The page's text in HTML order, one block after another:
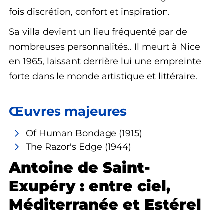
fois discrétion, confort et inspiration.
Sa villa devient un lieu fréquenté par de
nombreuses personnalités.. Il meurt à Nice
en 1965, laissant derrière lui une empreinte
forte dans le monde artistique et littéraire.
Œuvres majeures
Of Human Bondage (1915)
The Razor's Edge (1944)
Antoine de Saint-
Exupéry : entre ciel,
Méditerranée et Estérel